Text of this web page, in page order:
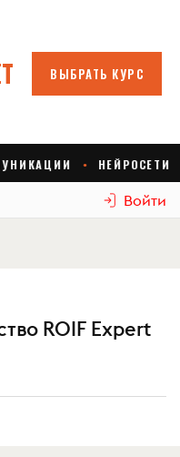
Войти
ROIF Expert